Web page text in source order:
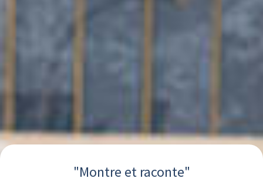
"Montre et raconte"